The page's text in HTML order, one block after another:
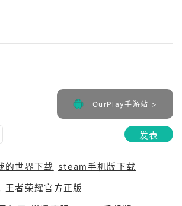
OurPlay手游站 >
发表
的世界下载 steam手机版下载
王者荣耀官方正版